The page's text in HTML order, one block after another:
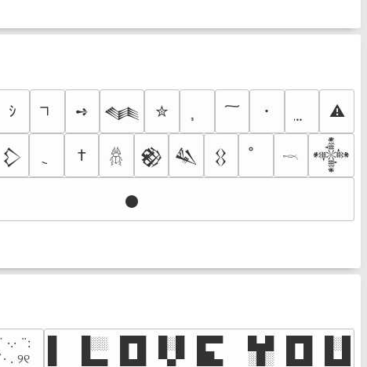
ｼ ➺ 𒈝 ✮ ･ ⚠
𒁷 † 𓆣 𒆙 𒈑 𒌐 𓎖 𒀱
𒊹
·.· ¨:⠀
. ୨୧⠀
█  █░░ █▀█ █░█ █▀▀  █▄█ █▀█ █░█
█  █▄▄ █▄█ ▀▄▀ ██▄  ░█░ █▄█ █▄█